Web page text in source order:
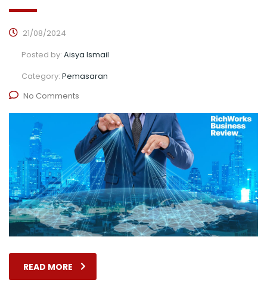
21/08/2024
Posted by: Aisya Ismail
Category: Pemasaran
No Comments
READ MORE